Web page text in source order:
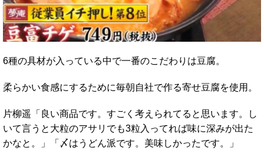
6種の具材が入っている中で一番のこだわりは豆腐。
柔らかい食感にするために毎朝自社で作る寄せ豆腐を使用。
片柳遥「良い商品です。すごく考えられてると思います。し
いて言うと大粒のアサリでも3粒入ってれば味に深みが出た
かなと。」「〆はうどん派です。美味しかったです。」